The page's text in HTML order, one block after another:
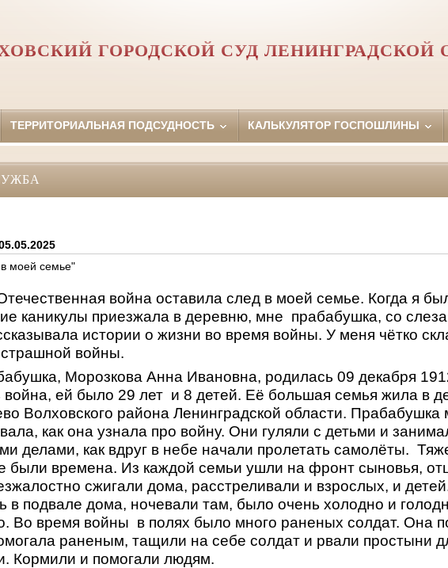
ГОРОДСКОЙ СУД ЛЕНИНГРАДСКОЙ
ТЕРРИТОРИАЛЬНАЯ ПОДСУДНОСТЬ КАЛЬКУЛЯТОР ГОСПОШЛИНЫ
моей семье"
война оставила след в моей семье. Когда я
каникулы приезжала в деревню, мне прабабушка, со
истории о жизни во время войны. У меня чётко
страшной войны.
Морозкова Анна Ивановна, родилась 09 декабря
война, ей было 29 лет и 8 детей. Её большая семья жила в
Волховского района Ленинградской области. Прабабушка
как она узнала про войну. Они гуляли с детьми и
делами, как вдруг в небе начали пролетать самолёты.
были времена. Из каждой семьи ушли на фронт сыновья,
сжигали дома, расстреливали и взрослых, и
в подвале дома, ночевали там, было очень холодно и
Во время войны в полях было много раненых солдат. Она
раненым, тащили на себе солдат и рвали простыни
Кормили и помогали людям.